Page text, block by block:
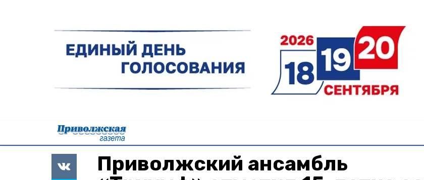
Приволжский ансамбль